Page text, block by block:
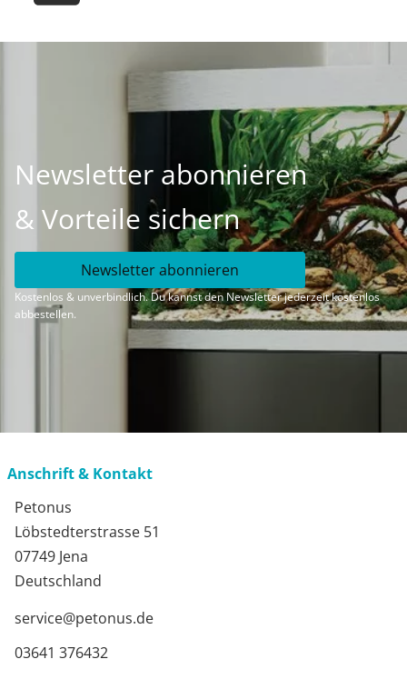
Newsletter abonnieren
& Vorteile sichern
Newsletter abonnieren
Kostenlos & unverbindlich. Du kannst den Newsletter jederzeit kostenlos
abbestellen.
Anschrift & Kontakt
Petonus
Löbstedterstrasse 51
07749 Jena
Deutschland
service@petonus.de
03641 376432